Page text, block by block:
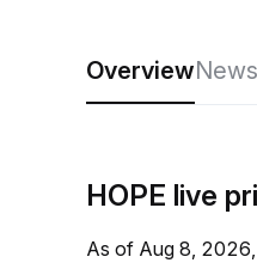
OverviewNews
HOPE live
As of Aug 8,